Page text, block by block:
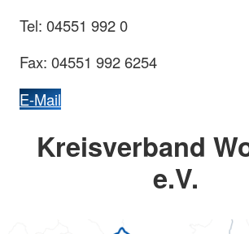
Tel: 04551 992 0
Fax: 04551 992 6254
E-Mail
Kreisverband
e.V.